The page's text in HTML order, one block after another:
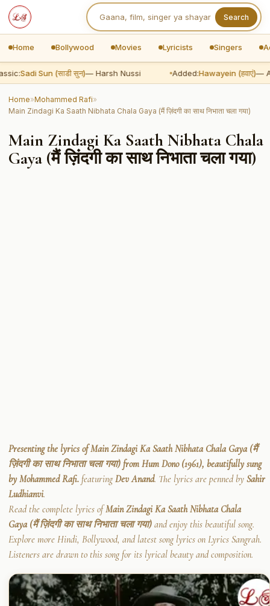
Search
Home Bollywood Movies Lyricists Singers
Sadi Sun (साडी सुन)— Harsh Nussi Added:Hawayein (हवाएं)—
Home»Mohammed Rafi»
Main Zindagi Ka Saath Nibhata Chala Gaya (मैं ज़िंदगी का साथ निभाता चला गया)
Main Zindagi Ka Saath Nibhata Chala
Gaya (मैं ज़िंदगी का साथ निभाता चला गया)
Presenting the lyrics of Main Zindagi Ka Saath Nibhata Chala Gaya (मैं
ज़िंदगी का साथ निभाता चला गया) from Hum Dono (1961), beautifully sung
by Mohammed Rafi. featuringDev Anand. The lyrics are penned by Sahir
Ludhianvi.
Read the complete lyrics ofMain Zindagi Ka Saath Nibhata Chala
Gaya (मैं ज़िंदगी का साथ निभाता चला गया) and enjoy this beautiful song.
Explore more Hindi, Bollywood, and latest song lyrics on Lyrics Sangrah.
Listeners are drawn to this song for its lyrical beauty and composition.